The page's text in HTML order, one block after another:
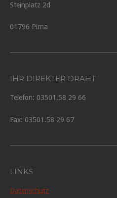
Steinplatz 2d
01796 Pirna
IHR DIREKTER DRAHT
Telefon: 03501.58 29 66
Fax: 03501.58 29 67
LINKS
Datenschutz